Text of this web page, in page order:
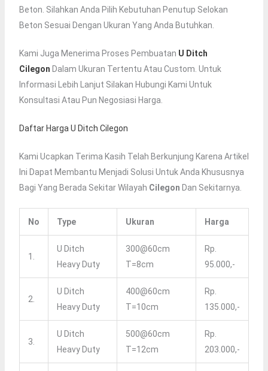
Beton. Silahkan Anda Pilih Kebutuhan Penutup Selokan
Beton Sesuai Dengan Ukuran Yang Anda Butuhkan.
Kami Juga Menerima Proses Pembuatan U Ditch
Cilegon Dalam Ukuran Tertentu Atau Custom. Untuk
Informasi Lebih Lanjut Silakan Hubungi Kami Untuk
Konsultasi Atau Pun Negosiasi Harga.
Daftar Harga U Ditch Cilegon
Kami Ucapkan Terima Kasih Telah Berkunjung Karena Artikel
Ini Dapat Membantu Menjadi Solusi Untuk Anda Khususnya
Bagi Yang Berada Sekitar Wilayah Cilegon Dan Sekitarnya.
No Type Ukuran Harga
1.
U Ditch
Heavy Duty
300@60cm
T=8cm
Rp.
95.000,-
2.
U Ditch
Heavy Duty
400@60cm
T=10cm
Rp.
135.000,-
3.
U Ditch
Heavy Duty
500@60cm
T=12cm
Rp.
203.000,-